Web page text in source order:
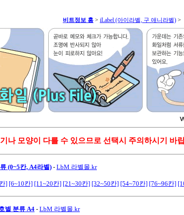
비트정보 홈 > iLabel (아이라벨, 구 애니라벨) >
나 모양이 다를 수 있으므로 선택시 주의하시기 바
(0~5칸, A4라벨)- LbM 라벨몰.kr
] [6~10칸] [11~20칸] [21~30칸] [32~50칸] [54~70칸] [76~96칸]
별 분류 A4 - LbM 라벨몰.kr